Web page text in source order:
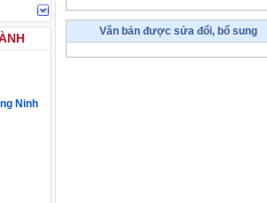
Ninh
Văn bản được sửa đổi, bổ sung